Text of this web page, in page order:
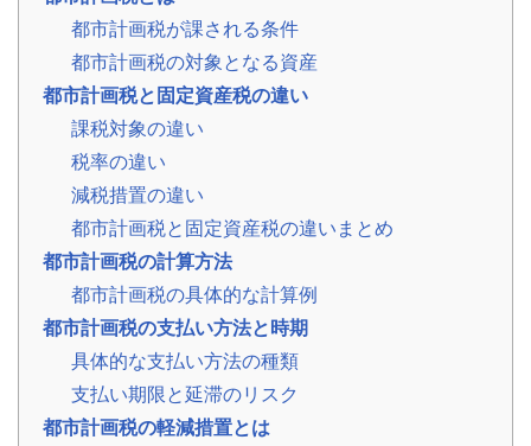
持
分・
空
き
家・
税
お
客
様
の
声
ご
依
頼
い
た
だ
い
た
お
都市計画税が課される条件
都市計画税の対象となる資産
都市計画税と固定資産税の違い
課税対象の違い
税率の違い
減税措置の違い
都市計画税と固定資産税の違いまとめ
都市計画税の計算方法
都市計画税の具体的な計算例
都市計画税の支払い方法と時期
具体的な支払い方法の種類
支払い期限と延滞のリスク
都市計画税の軽減措置とは